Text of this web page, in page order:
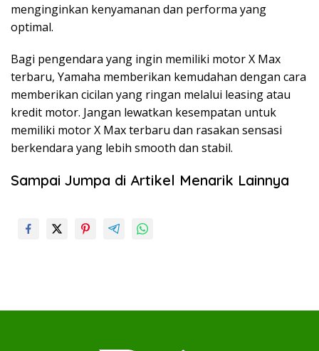
menginginkan kenyamanan dan performa yang
optimal.
Bagi pengendara yang ingin memiliki motor X Max
terbaru, Yamaha memberikan kemudahan dengan cara
memberikan cicilan yang ringan melalui leasing atau
kredit motor. Jangan lewatkan kesempatan untuk
memiliki motor X Max terbaru dan rasakan sensasi
berkendara yang lebih smooth dan stabil.
Sampai Jumpa di Artikel Menarik Lainnya